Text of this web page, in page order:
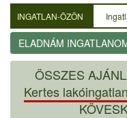
INGATLAN-ÖZÖN
ELADNÁM
ÖSSZES
Kertes